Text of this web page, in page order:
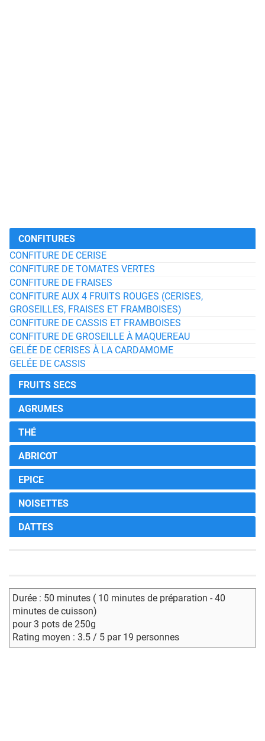
CONFITURES
CONFITURE DE CERISE
CONFITURE DE TOMATES VERTES
CONFITURE DE FRAISES
CONFITURE AUX 4 FRUITS ROUGES (CERISES,
GROSEILLES, FRAISES ET FRAMBOISES)
CONFITURE DE CASSIS ET FRAMBOISES
CONFITURE DE GROSEILLE À MAQUEREAU
GELÉE DE CERISES À LA CARDAMOME
GELÉE DE CASSIS
FRUITS SECS
AGRUMES
THÉ
ABRICOT
EPICE
NOISETTES
DATTES
Durée : 50 minutes ( 10 minutes de préparation - 40
minutes de cuisson)
pour 3 pots de 250g
Rating moyen : 3.5 / 5 par 19 personnes